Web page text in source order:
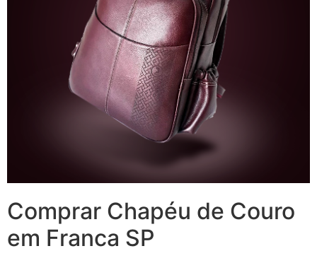
Comprar Chapéu de Couro
em Franca SP